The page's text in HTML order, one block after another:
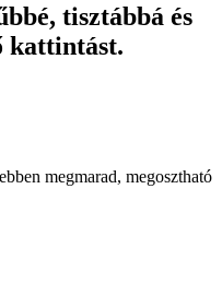
tisztábbá és
kattintást.
megmarad, megosztható